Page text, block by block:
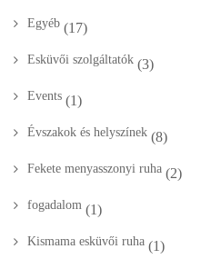
Egyéb (17)
Esküvői szolgáltatók (3)
Events (1)
Évszakok és helyszínek (8)
Fekete menyasszonyi ruha (2)
fogadalom (1)
Kismama esküvői ruha (1)